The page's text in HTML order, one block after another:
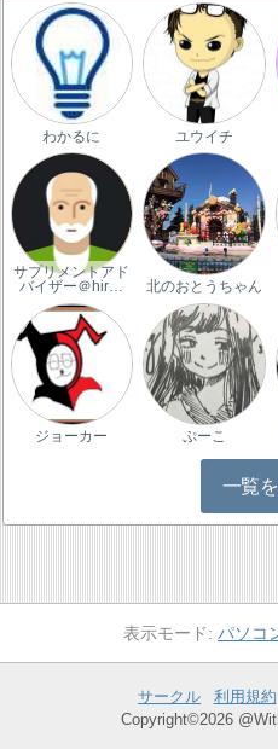
わかるに ユウイチ
サプリメントアド
バイザー＠hir…
北のおとうちゃん
ジョーカー ぷーこ
一覧
パソコ
サークル 利用規約
Copyright©2026